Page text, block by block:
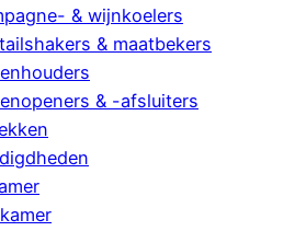
& wijnkoelers
& maatbekers
& -afsluiters